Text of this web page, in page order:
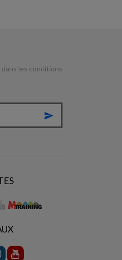
les conditions
